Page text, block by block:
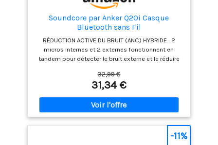
Soundcore par Anker Q20i Casque
Bluetooth sans Fil
RÉDUCTION ACTIVE DU BRUIT (ANC) HYBRIDE : 2
micros internes et 2 externes fonctionnent en
tandem pour détecter le bruit externe et le réduire
moteurs de voitures et d'avions. PLONGEZ AU CŒUR
D'UN SON PRÉCIS : le casque antibruit est doté de
grands transducteurs dynamiques de 40 mm qui
produisent un son détaillé et des rythmes
puissants grâce à la technologie BassUp.
Compatible avec la norme Hi-Res Audio via le câble
auxiliaire pour un son plus précis. AUTONOMIE DE 40
32,99 €
31,34 €
-11%